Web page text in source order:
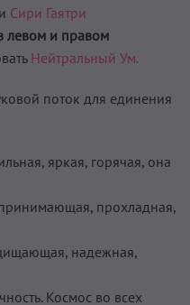
Сири Гаятри
левом и правом
Нейтральный Ум.
поток для единения
яркая, горячая, она
прохладная,
надежная,
Космос во всех